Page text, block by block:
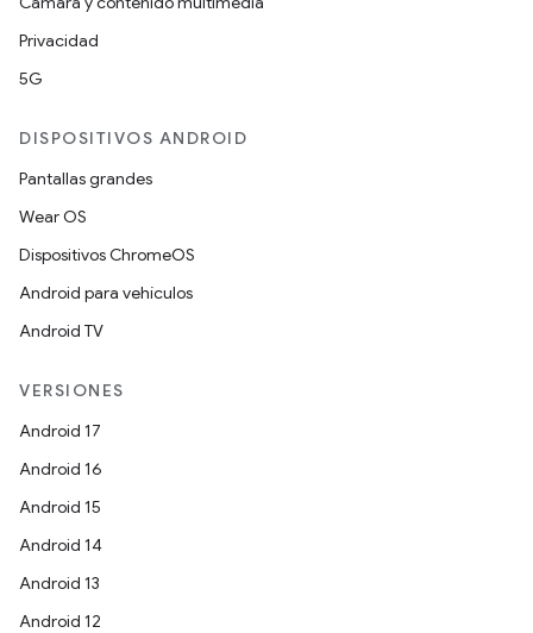
Privacidad
5G
DISPOSITIVOS ANDROID
Pantallas grandes
Wear OS
Dispositivos ChromeOS
Android para vehículos
Android TV
VERSIONES
Android 17
Android 16
Android 15
Android 14
Android 13
Android 12